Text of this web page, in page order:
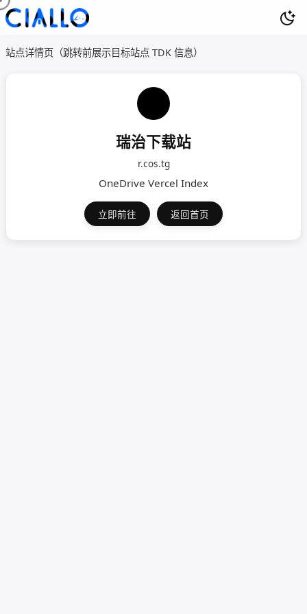
站点详情页（跳转前展示目标站点 TDK 信息）
瑞治下载站
r.cos.tg
OneDrive Vercel Index
立即前往 返回首页